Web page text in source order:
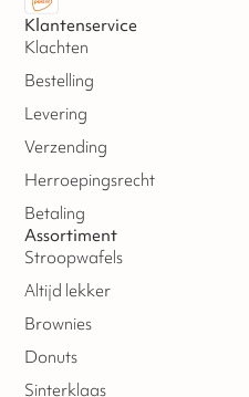
Klantenservice
Klachten
Bestelling
Levering
Verzending
Herroepingsrecht
Betaling
Assortiment
Stroopwafels
Altijd lekker
Brownies
Donuts
Sinterklaas